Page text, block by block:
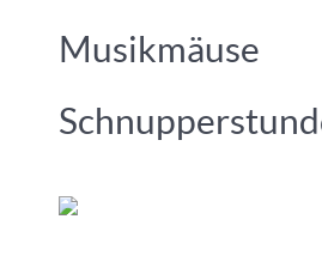
Musikmäuse